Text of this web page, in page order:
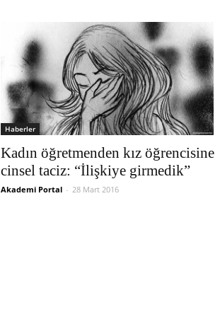
Haberler
Kadın öğretmenden kız öğrencisine
cinsel taciz: “İlişkiye girmedik”
Akademi Portal - 28 Mart 2016